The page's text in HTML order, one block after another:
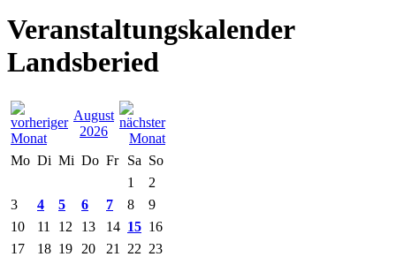
Veranstaltungskalender
Landsberied
August
2026
Mo Di Mi Do Fr Sa So
1
2
3
4 5 6 7 8
9
10
11 12 13 14 15 16
17
18 19 20 21 22 23